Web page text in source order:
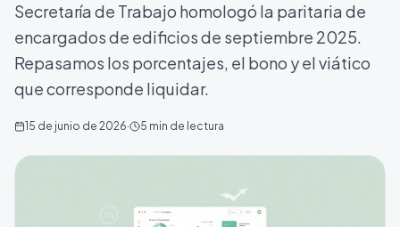
Secretaría de Trabajo homologó la paritaria de
encargados de edificios de septiembre 2025.
Repasamos los porcentajes, el bono y el viático
que corresponde liquidar.
15 de junio de 2026· 5 min de lectura